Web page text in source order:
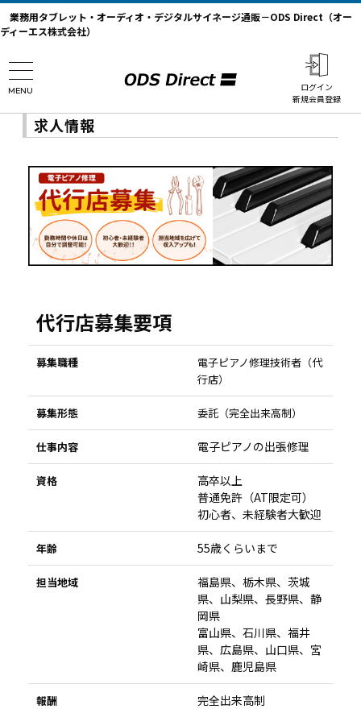
業務用タブレット・オーディオ・デジタルサイネージ通販－ODS Direct（オー
ディーエス株式会社）
MENU
ログイン
新規会員登録
求人情報
代行店募集要項
募集職種
電子ピアノ修理技術者（代
行店）
募集形態 委託（完全出来高制）
仕事内容 電子ピアノの出張修理
資格
高卒以上
普通免許（AT限定可）
初心者、未経験者大歓迎
年齢 55歳くらいまで
担当地域
福島県、栃木県、茨城
県、山梨県、長野県、静
岡県
富山県、石川県、福井
県、広島県、山口県、宮
崎県、鹿児島県
報酬 完全出来高制